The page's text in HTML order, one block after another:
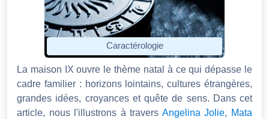
Caractérologie
La maison IX ouvre le thème natal à ce qui dépasse le
cadre familier : horizons lointains, cultures étrangères,
grandes idées, croyances et quête de sens. Dans cet
article, nous l'illustrons à travers Angelina Jolie, Mata